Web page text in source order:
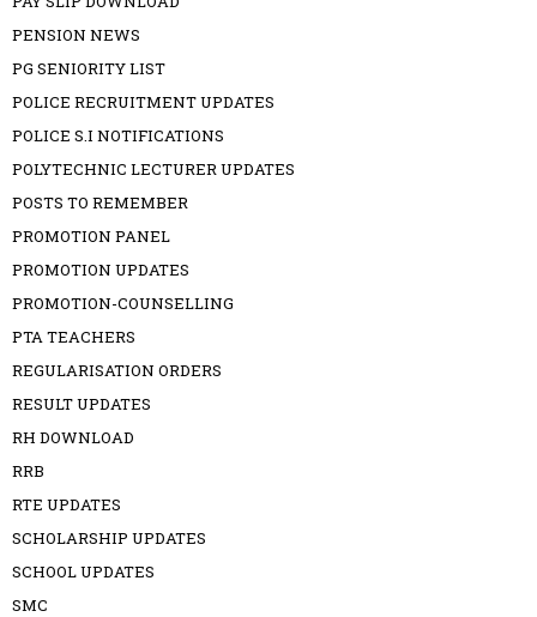
PENSION NEWS
PG SENIORITY LIST
POLICE RECRUITMENT UPDATES
POLICE S.I NOTIFICATIONS
POLYTECHNIC LECTURER UPDATES
POSTS TO REMEMBER
PROMOTION PANEL
PROMOTION UPDATES
PROMOTION-COUNSELLING
PTA TEACHERS
REGULARISATION ORDERS
RESULT UPDATES
RH DOWNLOAD
RRB
RTE UPDATES
SCHOLARSHIP UPDATES
SCHOOL UPDATES
SMC